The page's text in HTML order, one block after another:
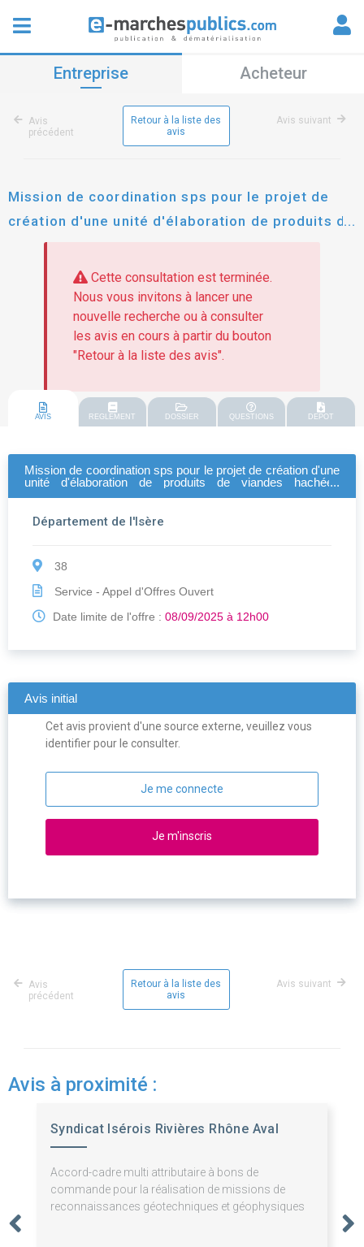
Entreprise Acheteur
Avis
précédent
Retour à la liste des
avis
Avis suivant
Mission de coordination sps pour le projet de
création d'une unité d'élaboration de produits de
viandes hachées surgelées et réalisation de
travaux de réaménagement, à l'aval du pô
Cette consultation est terminée.
Nous vous invitons à lancer une
nouvelle recherche ou à consulter
les avis en cours à partir du bouton
"Retour à la liste des avis".
AVIS REGLEMENT DOSSIER QUESTIONS DEPOT
Mission de coordination sps pour le projet de création d'une
unité d'élaboration de produits de viandes hachées
Département de l'Isère
38
Service - Appel d'Offres Ouvert
Date limite de l'offre : 08/09/2025 à 12h00
Avis initial
Cet avis provient d'une source externe, veuillez vous
identifier pour le consulter.
Je me connecte
Je m'inscris
Avis
précédent
Retour à la liste des
avis
Avis suivant
Avis à proximité :
Syndicat Isérois Rivières Rhône Aval
Accord-cadre multi attributaire à bons de
commande pour la réalisation de missions de
reconnaissances géotechniques et géophysiques